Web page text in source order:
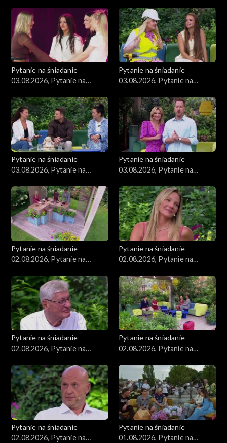
Pytanie na śniadanie
03.08.2026, Pytanie na
Pytanie na śniadanie
03.08.2026, Pytanie na
Pytanie na śniadanie
03.08.2026, Pytanie na
Pytanie na śniadanie
03.08.2026, Pytanie na
Pytanie na śniadanie
02.08.2026, Pytanie na
Pytanie na śniadanie
02.08.2026, Pytanie na
Pytanie na śniadanie
02.08.2026, Pytanie na
Pytanie na śniadanie
02.08.2026, Pytanie na
Pytanie na śniadanie
02.08.2026, Pytanie na
Pytanie na śniadanie
01.08.2026, Pytanie na